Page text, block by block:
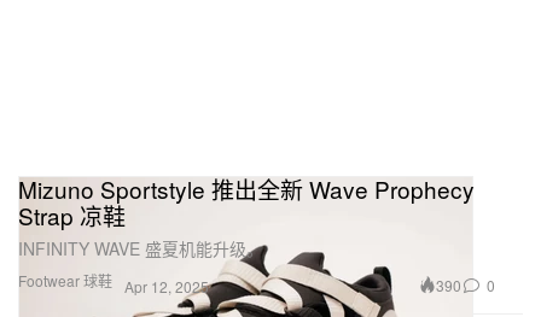
Footwear 球鞋
Mizuno Sportstyle 推出全新 Wave Prophecy
Strap 凉鞋
INFINITY WAVE 盛夏机能升级。
Apr 12, 2025 390 0